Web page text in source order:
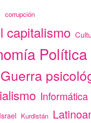
corrupción
capitalismo
Política
Guerra
Informática
Israel Kurdistán